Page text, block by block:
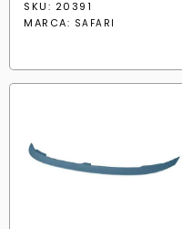
original
SKU: 20391
MARCA: SAFARI